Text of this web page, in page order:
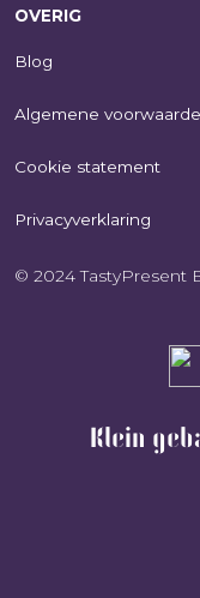
OVERIG
Blog
Algemene
Cookie statement
Privacyverklaring
© 2024 TastyPresent
Klein